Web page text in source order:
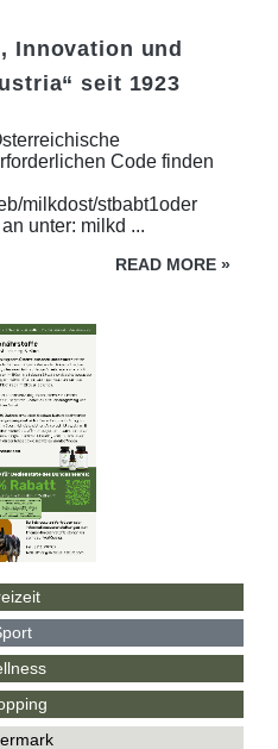
Innovation und
seit 1923
Code finden
milkdost/stbabt1oder
unter: milkd ...
READ MORE »